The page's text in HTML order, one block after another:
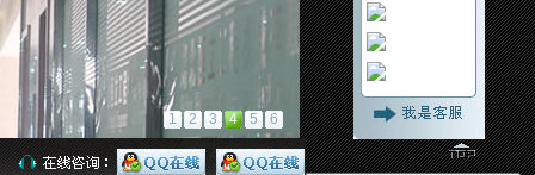
1 2 3 4 5 6